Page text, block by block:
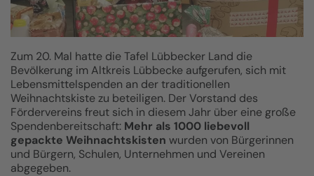
Zum 20. Mal hatte die Tafel Lübbecker Land die
Bevölkerung im Altkreis Lübbecke aufgerufen, sich mit
Lebensmittelspenden an der traditionellen
Weihnachtskiste zu beteiligen. Der Vorstand des
Fördervereins freut sich in diesem Jahr über eine große
Spendenbereitschaft: Mehr als 1000 liebevoll
gepackte Weihnachtskisten wurden von Bürgerinnen
und Bürgern, Schulen, Unternehmen und Vereinen
abgegeben.